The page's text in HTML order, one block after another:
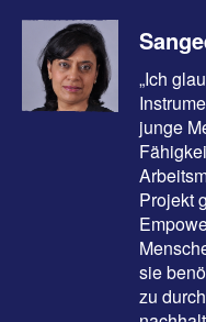
„Ich
junge
Projekt
sie
zu